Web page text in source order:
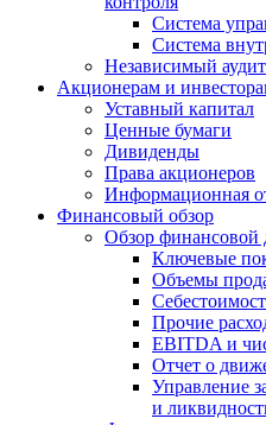
Система
Система
Независимый аудит
Акционерам и
Уставный капитал
Ценные бумаги
Дивиденды
Права акционеров
Информационная
Финансовый обзор
Обзор финансовой
Ключевые
Объемы
Прочие
EBITDA и
Отчет о
Управление
и